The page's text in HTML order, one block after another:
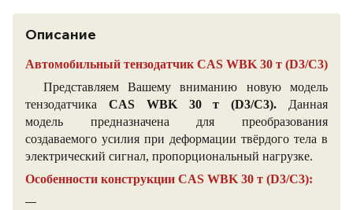
Описание
Автомобильный тензодатчик CAS WBK 30 т (D3/С3)
Представляем Вашему вниманию новую модель
тензодатчика CAS WBK30 т (D3/С3). Данная
модель предназначена для преобразования
создаваемого усилия при деформации твёрдого тела в
электрический сигнал, пропорциональный нагрузке.
Особенности конструкции CAS WBK 30 т (D3/С3):